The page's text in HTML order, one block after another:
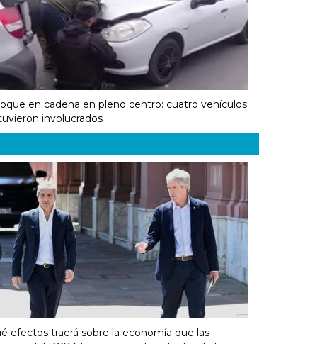
en cadena en pleno centro: cuatro vehículos
involucrados
efectos traerá sobre la economía que las